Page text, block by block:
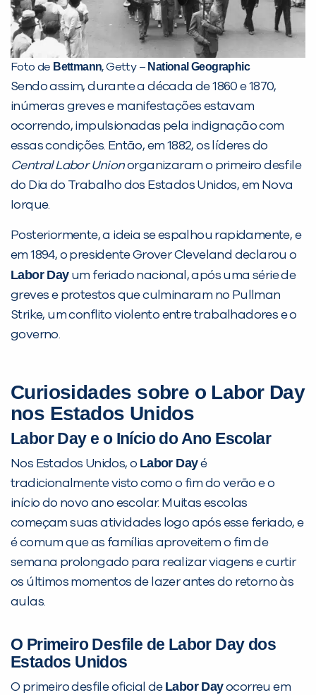
Foto de Bettmann, Getty – National Geographic
Sendo assim, durante a década de 1860 e 1870,
inúmeras greves e manifestações estavam
ocorrendo, impulsionadas pela indignação com
essas condições. Então, em 1882, os líderes do
Central Labor Unionorganizaram o primeiro desfile
do Dia do Trabalho dos Estados Unidos, em Nova
Iorque.
Posteriormente, a ideia se espalhou rapidamente, e
em 1894, o presidente Grover Cleveland declarou o
Labor Dayum feriado nacional, após uma série de
greves e protestos que culminaram no Pullman
Strike, um conflito violento entre trabalhadores e o
governo.
Curiosidades sobre o Labor Day
nos Estados Unidos
Labor Day e o Início do Ano Escolar
Nos Estados Unidos, o Labor Dayé
tradicionalmente visto como o fim do verão e o
início do novo ano escolar. Muitas escolas
começam suas atividades logo após esse feriado, e
é comum que as famílias aproveitem o fim de
semana prolongado para realizar viagens e curtir
os últimos momentos de lazer antes do retorno às
aulas.
O Primeiro Desfile de Labor Day dos
Estados Unidos
O primeiro desfile oficial de Labor Dayocorreu em